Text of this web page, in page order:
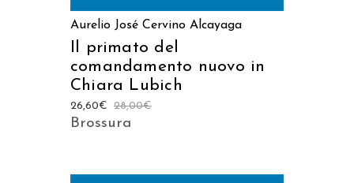
Aurelio José Cervino Alcayaga
Il primato del
comandamento nuovo in
Chiara Lubich
28,00€
26,60€
Brossura